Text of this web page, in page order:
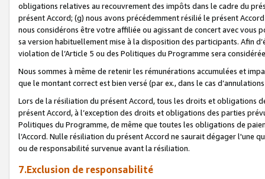
obligations relatives au recouvrement des impôts dans le cadre du
présent Accord; (g) nous avons précédemment résilié le présent
nous considérons être votre affiliée ou agissant de concert avec vous
sa version habituellement mise à la disposition des participants. Afin
violation de l’Article 5 ou des Politiques du Programme sera
Nous sommes à même de retenir les rémunérations accumulées et
que le montant correct est bien versé (par ex., dans le cas
Lors de la résiliation du présent Accord, tous les droits et obligations
présent Accord, à l’exception des droits et obligations des parties
Politiques du Programme, de même que toutes les obligations de
l’Accord. Nulle résiliation du présent Accord ne saurait dégager l'une
ou de responsabilité survenue avant la résiliation.
7.Exclusion de responsabilité